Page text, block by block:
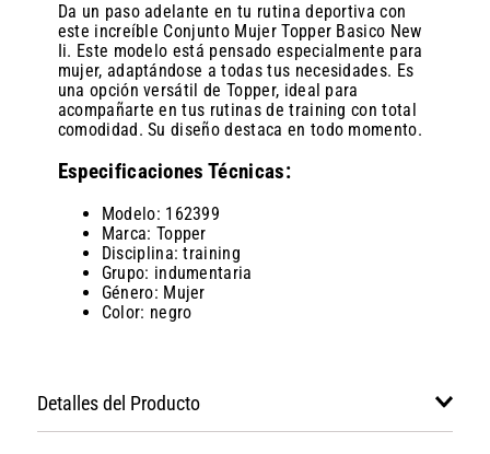
Da un paso adelante en tu rutina deportiva con
este increíble Conjunto Mujer Topper Basico New
Ii. Este modelo está pensado especialmente para
mujer, adaptándose a todas tus necesidades. Es
una opción versátil de Topper, ideal para
acompañarte en tus rutinas de training con total
comodidad. Su diseño destaca en todo momento.
Especificaciones Técnicas:
Modelo: 162399
Marca: Topper
Disciplina: training
Grupo: indumentaria
Género: Mujer
Color: negro
Detalles del Producto